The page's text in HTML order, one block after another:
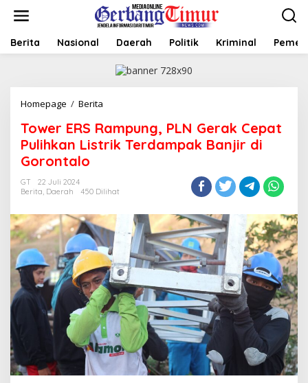
t
Berita Nasional Daerah Politik Kriminal
Homepage / Berita
w
e
r
S
a
m
u
n
g
,
P
L
N
G
e
r
a
Tower ERS Rampung, PLN Gerak Cepat
Pulihkan Listrik Terdampak Banjir di
Gorontalo
GT
22 Juli 2024
Berita, Daerah 450 Dilihat